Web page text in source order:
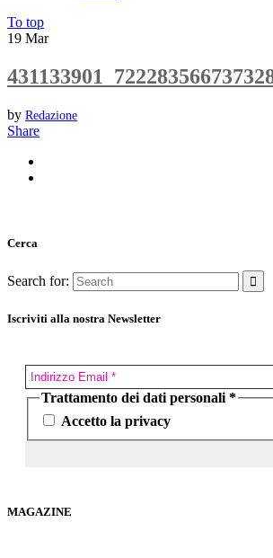
To top
19 Mar
by Redazione
Share
Cerca
Search for:
Iscriviti alla nostra Newsletter
Trattamento dei dati personali *
Accetto la privacy
MAGAZINE